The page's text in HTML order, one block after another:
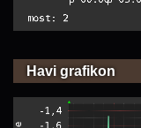
Havi grafikon